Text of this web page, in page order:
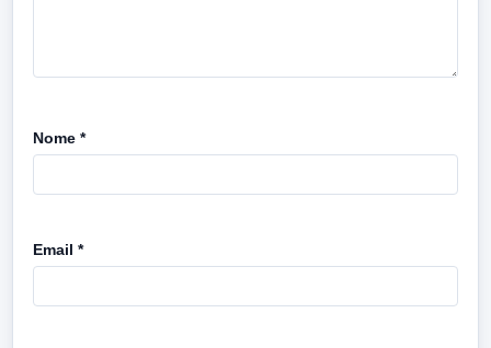
Nome *
Email *